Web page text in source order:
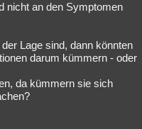
nicht an den Symptomen
Lage sind, dann könnten
darum kümmern - oder
da kümmern sie sich